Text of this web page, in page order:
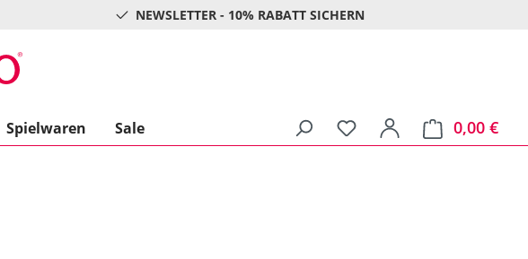
NEWSLETTER - 10% RABATT SICHERN
Spielwaren Sale 0,00 €